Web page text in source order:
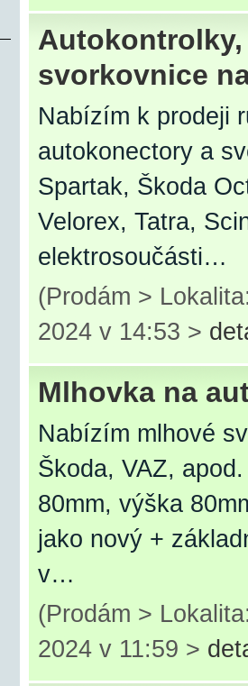
svorkovnice
Nabízím k prodeji
autokonectory a
Spartak, Škoda
Velorex, Tatra,
elektrosoučásti…
(Prodám >
2024 v 14:53 >
Mlhovka na
Nabízím mlhové
Škoda, VAZ,
80mm, výška
jako nový +
v…
(Prodám >
2024 v 11:59 >